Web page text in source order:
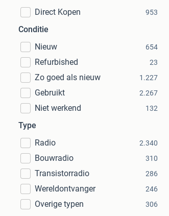
Direct Kopen
953
Conditie
Nieuw
654
Refurbished 23
Zo goed als nieuw 1.227
Gebruikt 2.267
Niet werkend 132
Type
Radio
2.340
Bouwradio 310
Transistorradio 286
Wereldontvanger 246
Overige typen 306